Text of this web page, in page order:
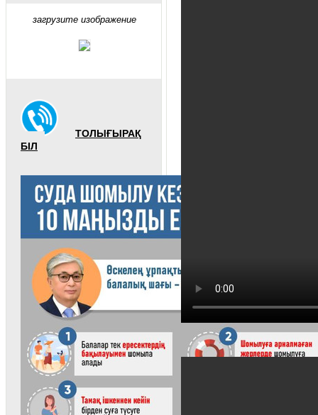
загрузите изображение
ТОЛЫҒЫРАҚ
БІЛ